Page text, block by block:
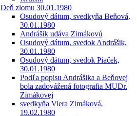
Deň zlomu 30.01.1980
Osudový dátum, svedkyňa Beňová,
30.01.1980
Andrášik udáva Zimákovú
Osudový dátum, svedok Andrášik,
30.01.1980
Osudový dátum, svedok Piaček,
30.01.1980
Podľa popisu Andrášika a Beňovej
bola zadovážená fotografia MUDr.
Zimákovej
svedkyňa Viera Zimáková,
19.02.1980